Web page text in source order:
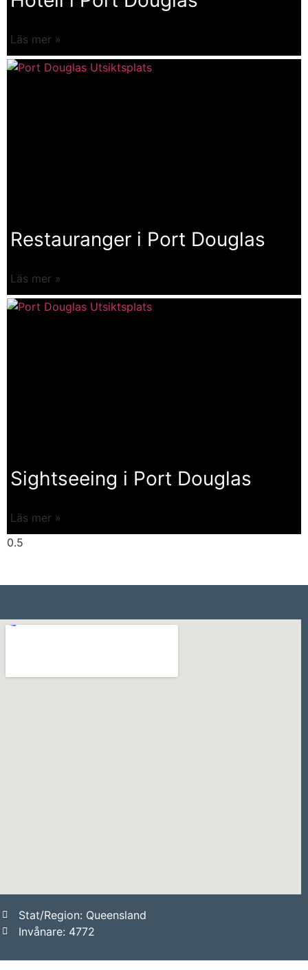
Läs mer »
Restauranger i Port Douglas
Läs mer »
Sightseeing i Port Douglas
Läs mer »
Stat/Region: Queensland
Invånare: 4772